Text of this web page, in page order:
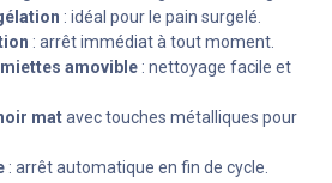
: idéal pour le pain surgelé.
: arrêt immédiat à tout moment.
amovible : nettoyage facile et
matavec touches métalliques pour
: arrêt automatique en fin de cycle.